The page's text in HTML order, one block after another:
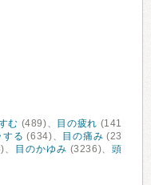
む (489)、 目の疲れ (141
する (634)、 目の痛み (23
目のかゆみ (3236)、頭